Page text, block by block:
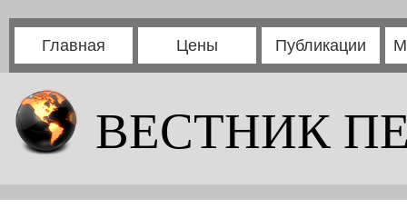
Главная Цены Публикации
ВЕСТНИК